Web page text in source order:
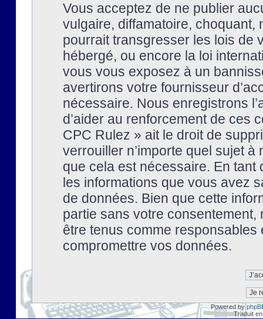
Vous acceptez de ne publier
vulgaire, diffamatoire, choquant,
pourrait transgresser les lois de
hébergé, ou encore la loi
vous vous exposez à un
avertirons votre fournisseur
nécessaire. Nous enregistrons
d’aider au renforcement de ces
CPC Rulez » ait le droit de
verrouiller n’importe quel sujet à
que cela est nécessaire. En tant
les informations que vous avez
de données. Bien que cette
partie sans votre
être tenus comme
compromettre vos données.
Powered by
Traduit